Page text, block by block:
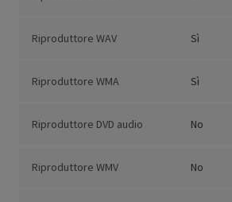
Riproduttore WAV Sì
Riproduttore WMA Sì
Riproduttore DVD audio No
Riproduttore WMV No